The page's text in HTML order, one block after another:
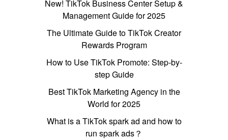
New! TikTok Business Center Setup &
Management Guide for 2025
The Ultimate Guide to TikTok Creator
Rewards Program
How to Use TikTok Promote: Step-by-
step Guide
Best TikTok Marketing Agency in the
World for 2025
What is a TikTok spark ad and how to
run spark ads？